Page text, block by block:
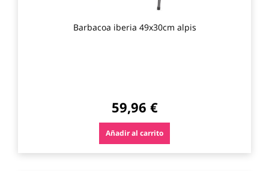
Barbacoa iberia 49x30cm alpis
59,96 €
Añadir al carrito